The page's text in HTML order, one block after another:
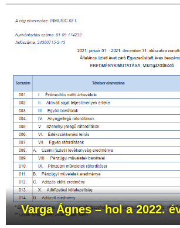
Varga Ágnes – hol a 2022.